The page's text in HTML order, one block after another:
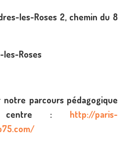
les-Roses 2, chemin du 8
les-Roses
notre parcours pédagogique
centre : http://paris-